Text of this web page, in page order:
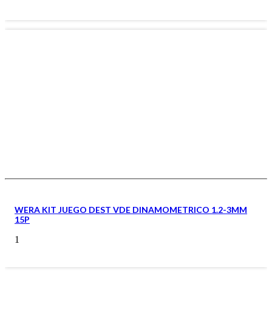
WERA KIT JUEGO DEST VDE DINAMOMETRICO 1.2-3MM
15P
1